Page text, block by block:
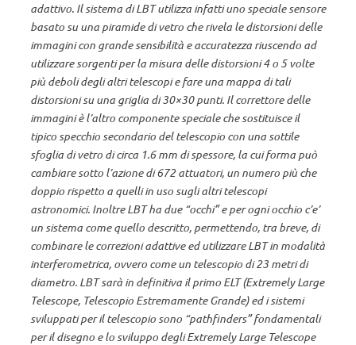
adattivo. Il sistema di LBT utilizza infatti uno speciale sensore
basato su una piramide di vetro che rivela le distorsioni delle
immagini con grande sensibilità e accuratezza riuscendo ad
utilizzare sorgenti per la misura delle distorsioni 4 o 5 volte
più deboli degli altri telescopi e fare una mappa di tali
distorsioni su una griglia di 30×30 punti. Il correttore delle
immagini è l’altro componente speciale che sostituisce il
tipico specchio secondario del telescopio con una sottile
sfoglia di vetro di circa 1.6 mm di spessore, la cui forma può
cambiare sotto l’azione di 672 attuatori, un numero più che
doppio rispetto a quelli in uso sugli altri telescopi
astronomici. Inoltre LBT ha due “occhi” e per ogni occhio c’e’
un sistema come quello descritto, permettendo, tra breve, di
combinare le correzioni adattive ed utilizzare LBT in modalità
interferometrica, ovvero come un telescopio di 23 metri di
diametro. LBT sarà in definitiva il primo ELT (Extremely Large
Telescope, Telescopio Estremamente Grande) ed i sistemi
sviluppati per il telescopio sono “pathfinders” fondamentali
per il disegno e lo sviluppo degli Extremely Large Telescope